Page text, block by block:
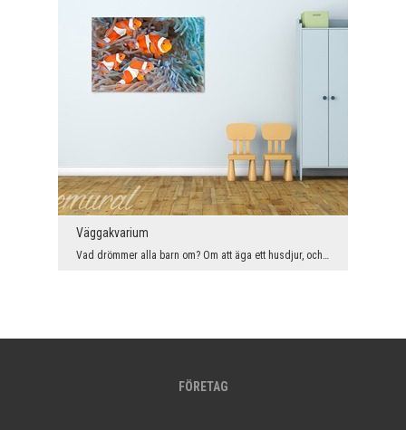
Väggakvarium
Vad drömmer alla barn om? Om att äga ett husdjur, och bäst av allt, en av de mest kända i "teckni...
FÖRETAG